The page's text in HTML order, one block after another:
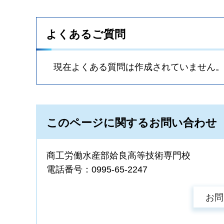
よくあるご質問
現在よくある質問は作成されていません。
このページに関するお問い合わせ
商工労働水産部姶良高等技術専門校
電話番号：0995-65-2247